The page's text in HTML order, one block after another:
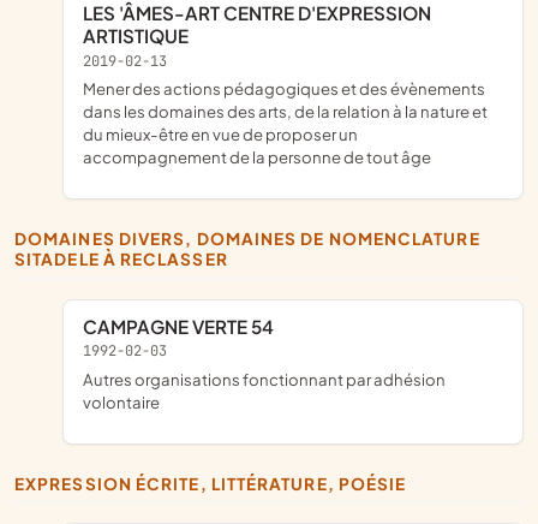
LES 'ÂMES-ART CENTRE D'EXPRESSION
ARTISTIQUE
2019-02-13
mener des actions pédagogiques et des évènements
dans les domaines des arts, de la relation à la nature et
du mieux-être en vue de proposer un
accompagnement de la personne de tout âge
DOMAINES DIVERS, DOMAINES DE NOMENCLATURE
SITADELE À RECLASSER
CAMPAGNE VERTE 54
1992-02-03
Autres organisations fonctionnant par adhésion
volontaire
EXPRESSION ÉCRITE, LITTÉRATURE, POÉSIE